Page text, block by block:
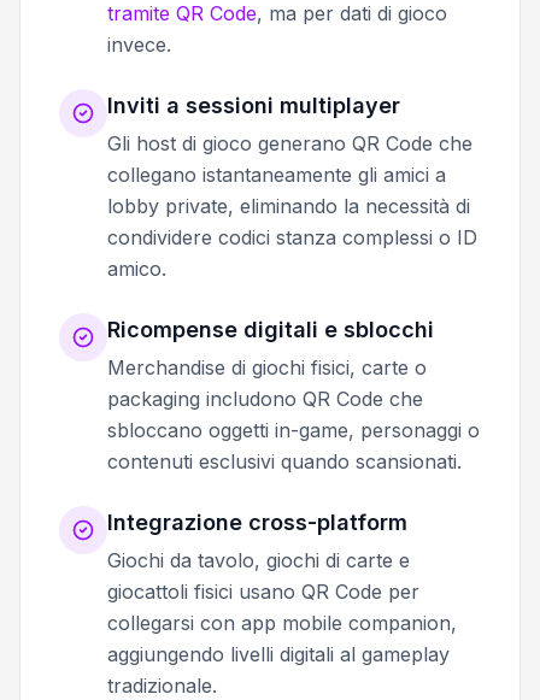
tramite QR Code, ma per dati di gioco
invece.
Inviti a sessioni multiplayer
Gli host di gioco generano QR Code che
collegano istantaneamente gli amici a
lobby private, eliminando la necessità di
condividere codici stanza complessi o ID
amico.
Ricompense digitali e sblocchi
Merchandise di giochi fisici, carte o
packaging includono QR Code che
sbloccano oggetti in-game, personaggi o
contenuti esclusivi quando scansionati.
Integrazione cross-platform
Giochi da tavolo, giochi di carte e
giocattoli fisici usano QR Code per
collegarsi con app mobile companion,
aggiungendo livelli digitali al gameplay
tradizionale.